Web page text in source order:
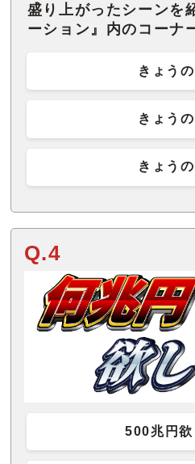
盛り上がったシーンを
ーション』内のコーナ
きょう
きょう
きょう
Q.4
500兆円欲